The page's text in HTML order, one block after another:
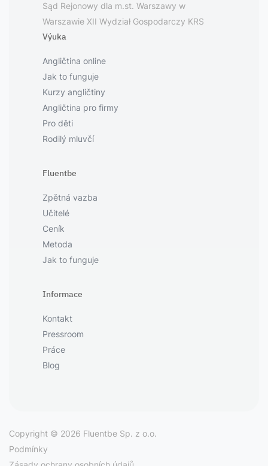
Sąd Rejonowy dla m.st. Warszawy w
Warszawie XII Wydział Gospodarczy KRS
Výuka
Angličtina online
Jak to funguje
Kurzy angličtiny
Angličtina pro firmy
Pro děti
Rodilý mluvčí
Fluentbe
Zpětná vazba
Učitelé
Ceník
Metoda
Jak to funguje
Informace
Kontakt
Pressroom
Práce
Blog
Copyright © 2026 Fluentbe Sp. z o.o.
Podmínky